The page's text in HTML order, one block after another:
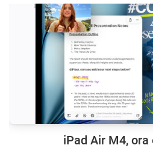
iPad Air M4,